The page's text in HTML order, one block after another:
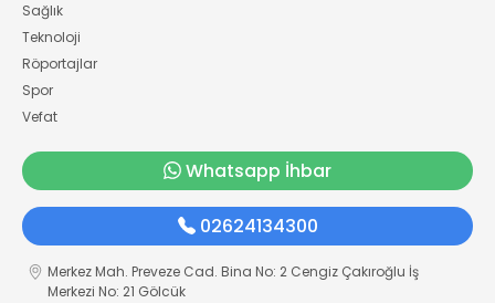
Sağlık
Teknoloji
Röportajlar
Spor
Vefat
Whatsapp İhbar
02624134300
Merkez Mah. Preveze Cad. Bina No: 2 Cengiz Çakıroğlu İş
Merkezi No: 21 Gölcük